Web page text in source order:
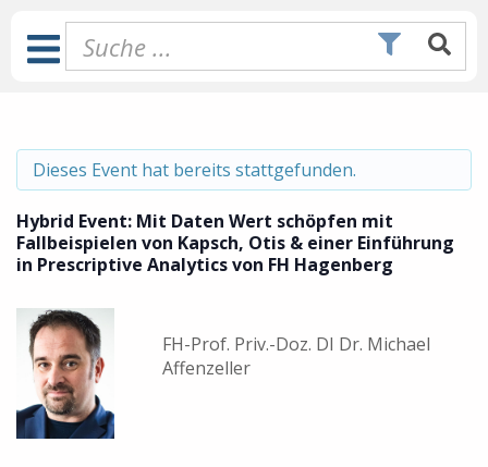
Inhalt
springen
Toggle
Navigation
Dieses Event hat bereits stattgefunden.
Hybrid Event: Mit Daten Wert schöpfen mit
Fallbeispielen von Kapsch, Otis & einer Einführung
in Prescriptive Analytics von FH Hagenberg
FH-Prof. Priv.-Doz. DI Dr. Michael
Affenzeller